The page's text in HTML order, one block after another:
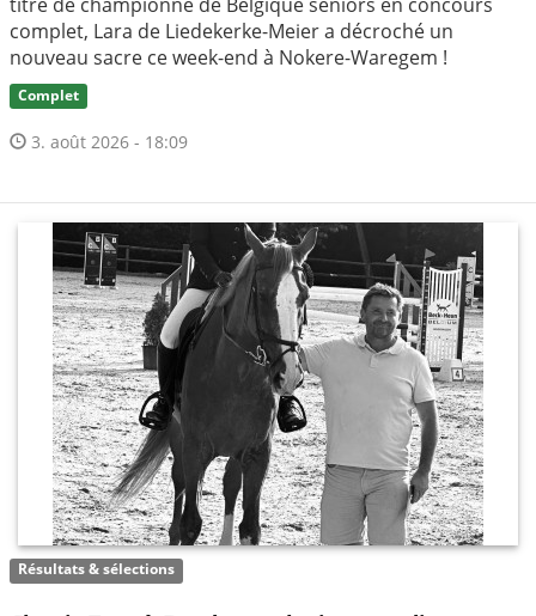
complet, Lara de Liedekerke-Meier a décroché un
nouveau sacre ce week-end à Nokere-Waregem !
Complet
3. août 2026 - 18:09
Résultats & sélections